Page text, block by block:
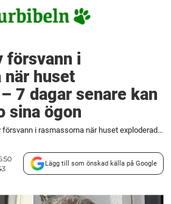
försvann i
när huset
7 dagar senare kan
sina ögon
Katten Teddy försvann i rasmassorna när huset exploderade – 7 dagar senare kan inte matte tro sina ögon
Lägg till som önskad källa på Google